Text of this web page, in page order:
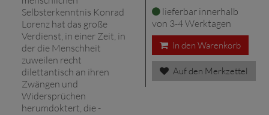
Selbsterkenntnis Konrad
Lorenz hat das große
Verdienst, in einer Zeit, in
der die Menschheit
zuweilen recht
dilettantisch an ihren
Zwängen und
Widersprüchen
herumdoktert, die -
lieferbar innerhalb
von 3-4 Werktagen
In den Warenkorb
Auf den Merkzettel